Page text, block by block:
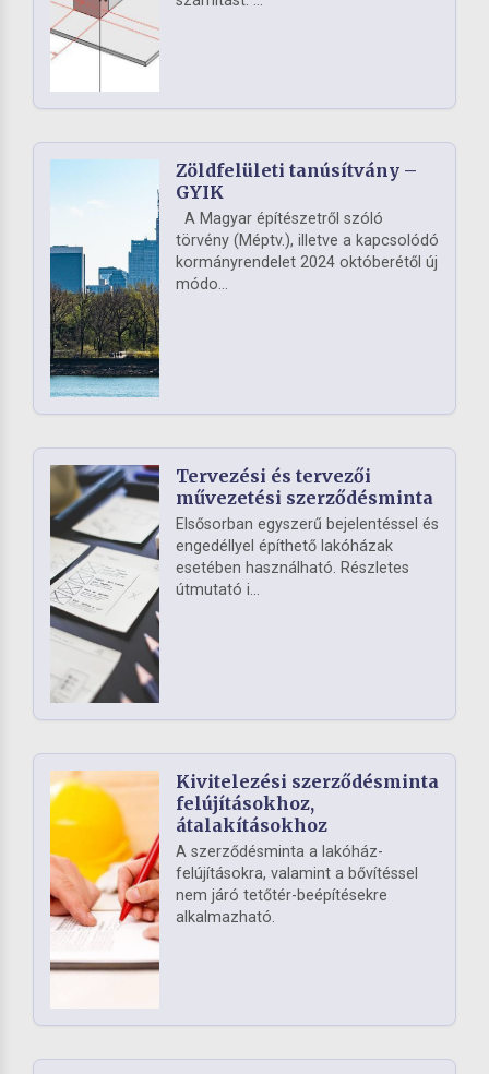
Zöldfelületi tanúsítvány –
GYIK
A Magyar építészetről szóló
törvény (Méptv.), illetve a kapcsolódó
kormányrendelet 2024 októberétől új
módo...
Tervezési és tervezői
művezetési szerződésminta
Elsősorban egyszerű bejelentéssel és
engedéllyel építhető lakóházak
esetében használható. Részletes
útmutató i...
Kivitelezési szerződésminta
felújításokhoz,
átalakításokhoz
A szerződésminta a lakóház-
felújításokra, valamint a bővítéssel
nem járó tetőtér-beépítésekre
alkalmazható.